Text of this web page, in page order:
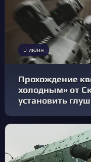
9 июня
Прохождение
холодным» от
установить